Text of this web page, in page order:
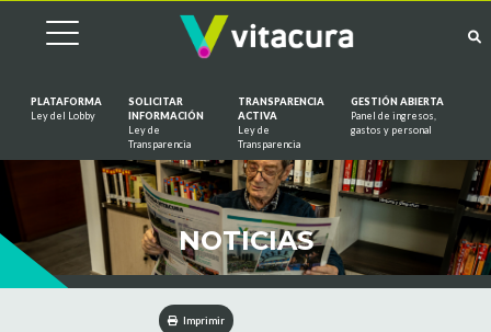
PLATAFORMA
Ley del Lobby
SOLICITAR
INFORMACIÓN
Ley de
Transparencia
TRANSPARENCIA
ACTIVA
Ley de
Transparencia
GESTIÓN ABIERTA
Panel de ingresos,
gastos y personal
NOTICIAS
Imprimir